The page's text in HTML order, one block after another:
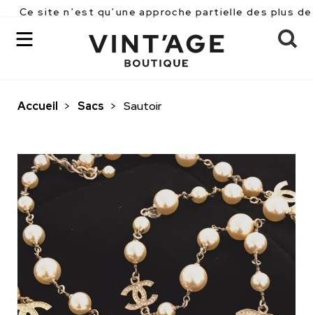
n’est qu’une approche partielle des plus de 2500
Accueil > Sacs > Sautoir